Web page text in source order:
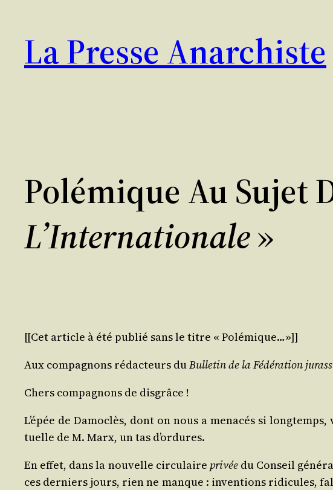
contenu
La Presse Anarchiste
Polémique Au Sujet
L’Internationale»
[[Cet article à été publié sans le titre « Polémique…»]]
Aux com­pa­gnons rédac­teurs duBul­le­tin de la Fédé­ra­tion
Chers com­pa­gnons de disgrâce !
L’é­pée de Damo­clès, dont on nous a mena­cés si
tuelle de M. Marx, un tas d’ordures.
En effet, dans la nou­velle cir­cu­laire pri­véedu Conseil
ces der­niers jours, rien ne manque : inven­tions ridi­cules,